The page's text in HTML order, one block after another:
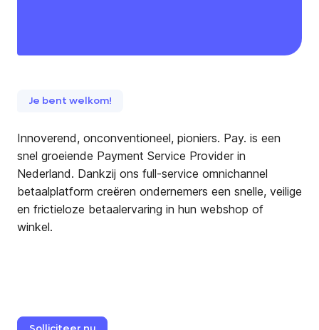
Je bent welkom!
Innoverend, onconventioneel, pioniers. Pay. is een
snel groeiende Payment Service Provider in
Nederland. Dankzij ons full-service omnichannel
betaalplatform creëren ondernemers een snelle, veilige
en frictieloze betaalervaring in hun webshop of
winkel.